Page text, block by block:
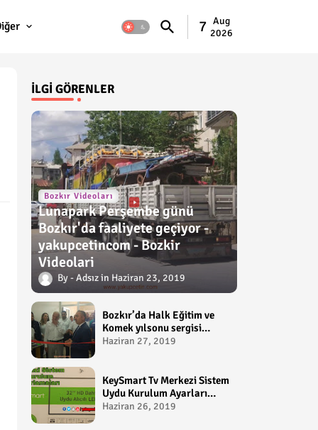
7 Aug
2026
İLGI GÖRENLER
Bozkır Videoları
Lunapark Perşembe günü
Bozkır'da faaliyete geçiyor -
yakupcetincom - Bozkir
Videolari
Adsız Haziran 23, 2019
Bozkır’da Halk Eğitim ve
Komek yılsonu sergisi
gerçekleştirildi-
Haziran 27, 2019
KeySmart Tv Merkezi Sistem
Uydu Kurulum Ayarları
Video anlatım -
Haziran 26, 2019